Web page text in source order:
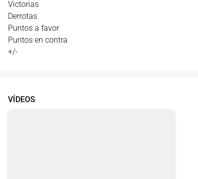
Victorias
Derrotas
Puntos a favor
Puntos en contra
+/-
VÍDEOS